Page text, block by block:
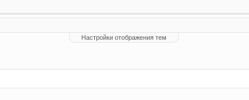
Настройки отображения тем